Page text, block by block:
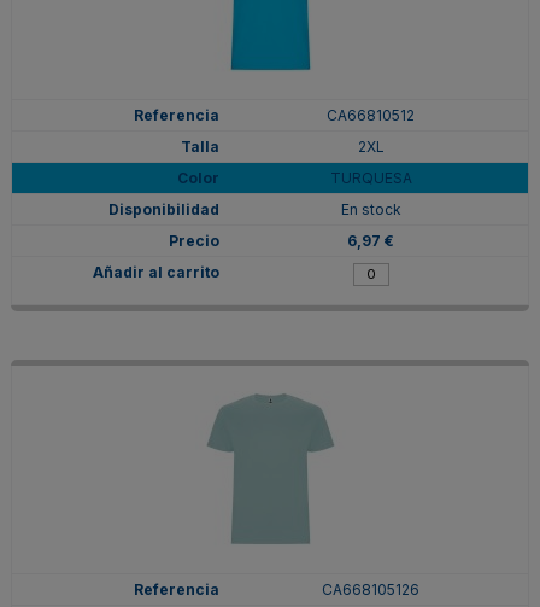
CA66810512
2XL
TURQUESA
En stock
6,97 €
CA668105126